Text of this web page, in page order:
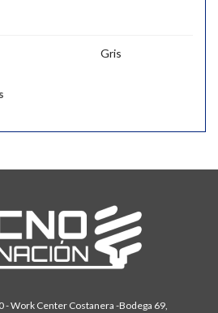
Gris
- Work Center Costanera -Bodega 69,